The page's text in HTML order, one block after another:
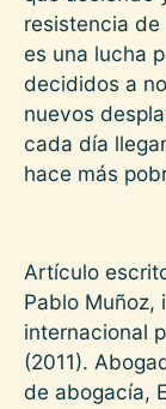
resistencia
es una lucha
decididos a
nuevos
cada día
hace más
Artículo
Pablo Muñoz,
internacional
(2011).
de abogacía,